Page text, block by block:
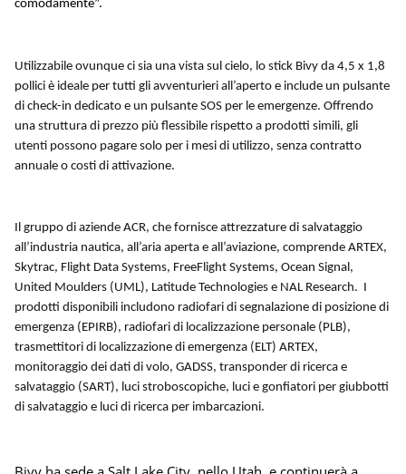
comodamente”.
Utilizzabile ovunque ci sia una vista sul cielo, lo stick Bivy da 4,5 x 1,8
pollici è ideale per tutti gli avventurieri all’aperto e include un pulsante
di check-in dedicato e un pulsante SOS per le emergenze. Offrendo
una struttura di prezzo più flessibile rispetto a prodotti simili, gli
utenti possono pagare solo per i mesi di utilizzo, senza contratto
annuale o costi di attivazione.
Il gruppo di aziende ACR, che fornisce attrezzature di salvataggio
all’industria nautica, all’aria aperta e all’aviazione, comprende ARTEX,
Skytrac, Flight Data Systems, FreeFlight Systems, Ocean Signal,
United Moulders (UML), Latitude Technologies e NAL Research. I
prodotti disponibili includono radiofari di segnalazione di posizione di
emergenza (EPIRB), radiofari di localizzazione personale (PLB),
trasmettitori di localizzazione di emergenza (ELT) ARTEX,
monitoraggio dei dati di volo, GADSS, transponder di ricerca e
salvataggio (SART), luci stroboscopiche, luci e gonfiatori per giubbotti
di salvataggio e luci di ricerca per imbarcazioni.